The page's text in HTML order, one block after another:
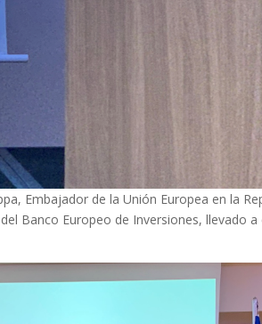
Embajador de la Unión Europea en la
Banco Europeo de Inversiones, llevado